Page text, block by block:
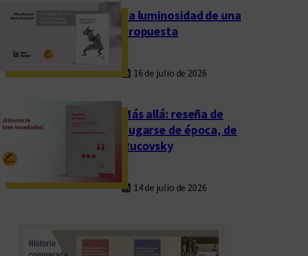
La luminosidad de una
propuesta
16 de julio de 2026
Más allá: reseña de
Fugarse de época, de
Rucovsky
14 de julio de 2026